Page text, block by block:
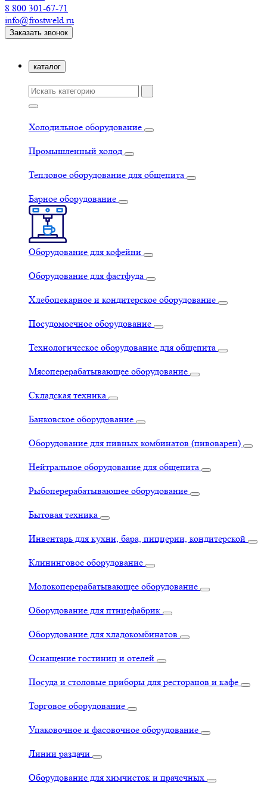
8 800 301-67-71
info@frostweld.ru
Заказать звонок
каталог
Холодильное оборудование
Промышленный холод
Тепловое оборудование для общепита
Барное оборудование
Оборудование для кофейни
Оборудование для фастфуда
Хлебопекарное и кондитерское оборудование
Посудомоечное оборудование
Технологическое оборудование для общепита
Мясоперерабатывающее оборудование
Складская техника
Банковское оборудование
Оборудование для пивных комбинатов (пивоварен)
Нейтральное оборудование для общепита
Рыбоперерабатывающее оборудование
Бытовая техника
Инвентарь для кухни, бара, пиццерии, кондитерской
Клининговое оборудование
Молокоперерабатывающее оборудование
Оборудование для птицефабрик
Оборудование для хладокомбинатов
Оснащение гостиниц и отелей
Посуда и столовые приборы для ресторанов и кафе
Торговое оборудование
Упаковочное и фасовочное оборудование
Линии раздачи
Оборудование для химчисток и прачечных